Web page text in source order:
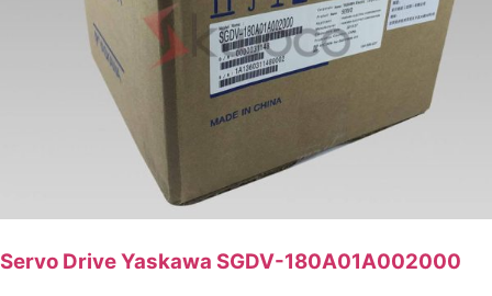
Servo Drive Yaskawa SGDV-180A01A002000